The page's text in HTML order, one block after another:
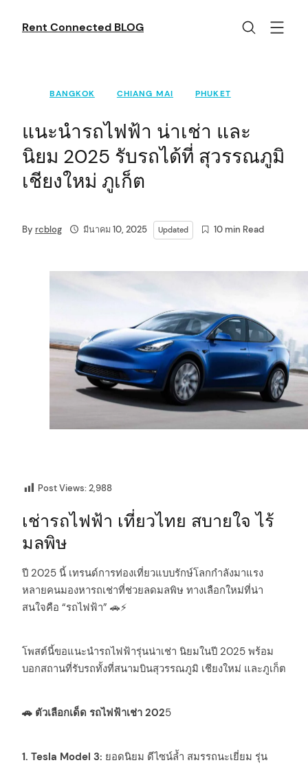
Rent Connected BLOG
BANGKOK CHIANG MAI PHUKET
แนะนำรถไฟฟ้า น่าเช่า และ
นิยม 2025 รับรถได้ที่ สุวรรณภูมิ
เชียงใหม่ ภูเก็ต
By rcblog มีนาคม 10, 2025 Updated 10 min Read
Post Views:2,988
เช่ารถไฟฟ้า เที่ยวไทย สบายใจ ไร้
มลพิษ
ปี 2025 นี้ เทรนด์การท่องเที่ยวแบบรักษ์โลกกำลังมาแรง
หลายคนมองหารถเช่าที่ช่วยลดมลพิษ ทางเลือกใหม่ที่น่า
สนใจคือ “รถไฟฟ้า” 🚗⚡️
โพสต์นี้ขอแนะนำรถไฟฟ้ารุ่นน่าเช่า นิยมในปี 2025 พร้อม
บอกสถานที่รับรถทั้งที่สนามบินสุวรรณภูมิ เชียงใหม่ และภูเก็ต
🚗 ตัวเลือกเด็ด รถไฟฟ้าเช่า 2025
1. Tesla Model 3: ยอดนิยม ดีไซน์ล้ำ สมรรถนะเยี่ยม รุ่น